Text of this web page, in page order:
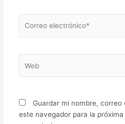
electrónico*
Guardar mi nombre,
este navegador para la